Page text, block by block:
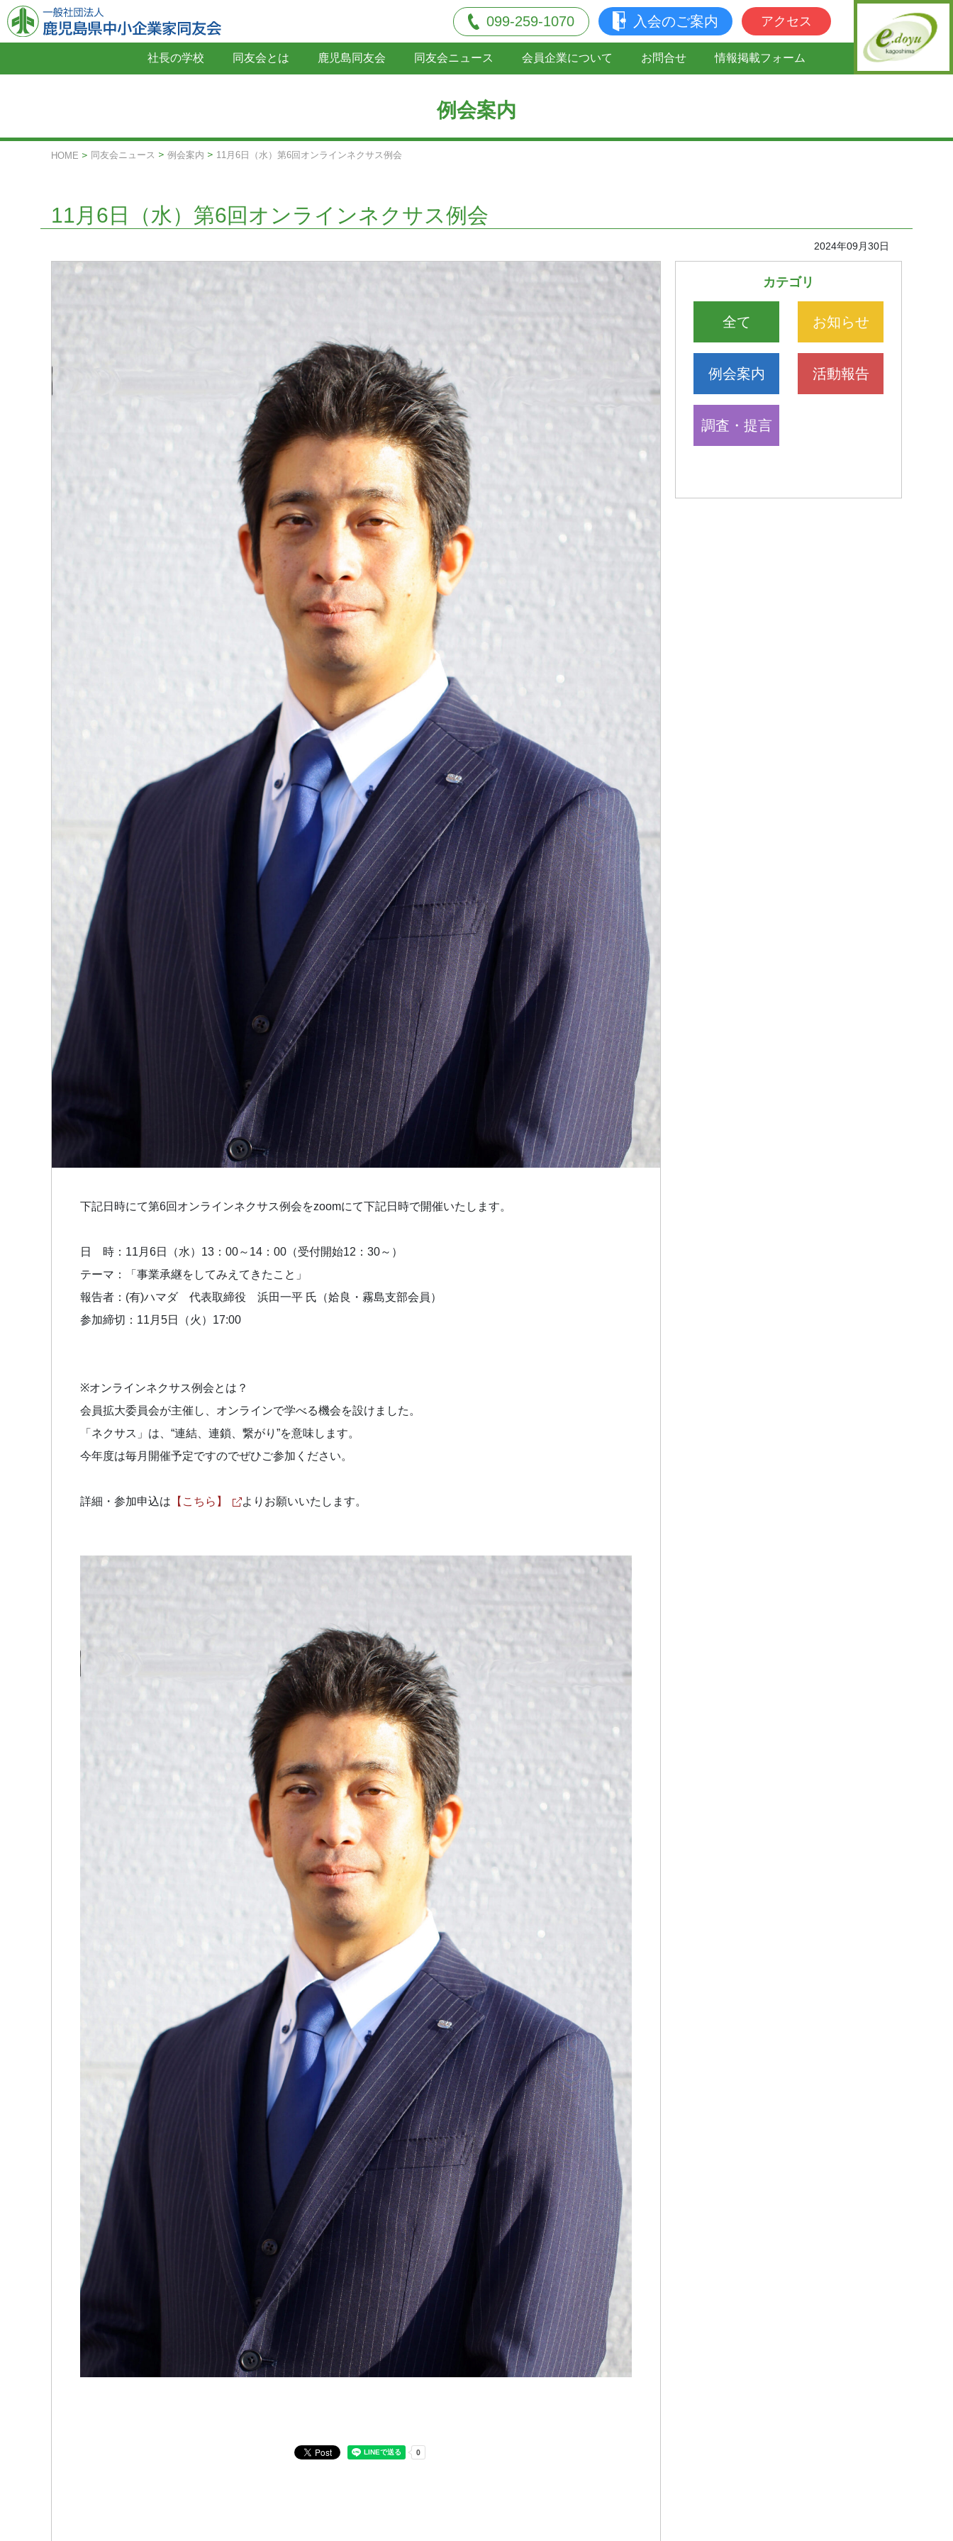
099-259-1070 入会のご案内 アクセス
社長の学校 同友会とは 鹿児島同友会 同友会ニュース 会員企業について お問合せ 情報掲載フォーム
例会案内
HOME 同友会ニュース 例会案内 11月6日（水）第6回オンラインネクサス例会
11月6日（水）第6回オンラインネクサス例会
2024年09月30日
下記日時にて第6回オンラインネクサス例会をzoomにて下記日時で開催いたします。
日 時：11月6日（水）13：00～14：00（受付開始12：30～）
テーマ：「事業承継をしてみえてきたこと」
報告者：(有)ハマダ 代表取締役 浜田一平 氏（姶良・霧島支部会員）
参加締切：11月5日（火）17:00
※オンラインネクサス例会とは？
会員拡大委員会が主催し、オンラインで学べる機会を設けました。
「ネクサス」は、“連結、連鎖、繋がり”を意味します。
今年度は毎月開催予定ですのでぜひご参加ください。
詳細・参加申込は 【こちら】 よりお願いいたします。
カテゴリ
全て お知らせ
例会案内 活動報告
調査・提言